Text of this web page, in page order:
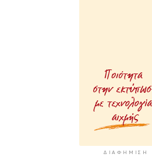
ΔΙΑΦΉΜΙΣΗ